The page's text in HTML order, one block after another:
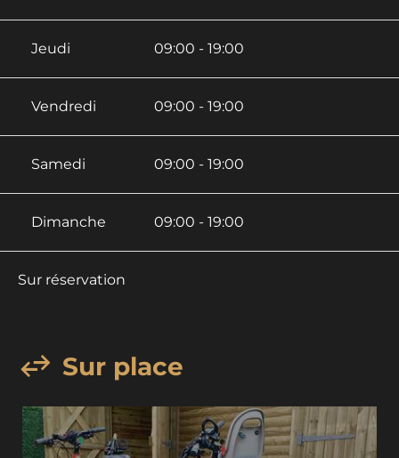
Jeudi 09:00 - 19:00
Vendredi 09:00 - 19:00
Samedi 09:00 - 19:00
Dimanche 09:00 - 19:00
Sur réservation
Sur place